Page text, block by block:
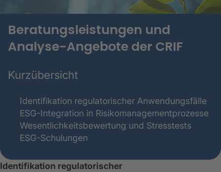
Beratungsleistungen und
Analyse-Angebote der CRIF
Kurzübersicht
Identifikation regulatorischer Anwendungsfälle
ESG-Integration in Risikomanagementprozesse
Wesentlichkeitsbewertung und Stresstests
ESG-Schulungen
Identifikation regulatorischer